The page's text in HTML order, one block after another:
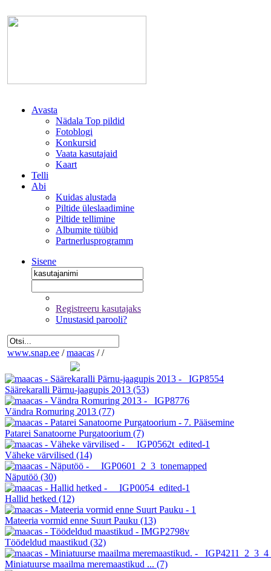
Avasta
Nädala Top pildid
Fotoblogi
Konkursid
Vaata kasutajaid
Kaart
Telli
Abi
Kuidas alustada
Piltide üleslaadimine
Piltide tellimine
Albumite tüübid
Partnerlusprogramm
Sisene
Registreeru kasutajaks
Unustasid parooli?
www.snap.ee / maacas / /
Säärekaralli Pärnu-jaagupis 2013 (53)
Vändra Romuring 2013 (77)
Patarei Sanatoorne Purgatoorium (7)
Väheke värvilised (14)
Näputöö (30)
Hallid hetked (12)
Mateeria vormid enne Suurt Pauku (13)
Töödeldud maastikud (32)
Miniatuurse maailma meremaastikud ... (7)